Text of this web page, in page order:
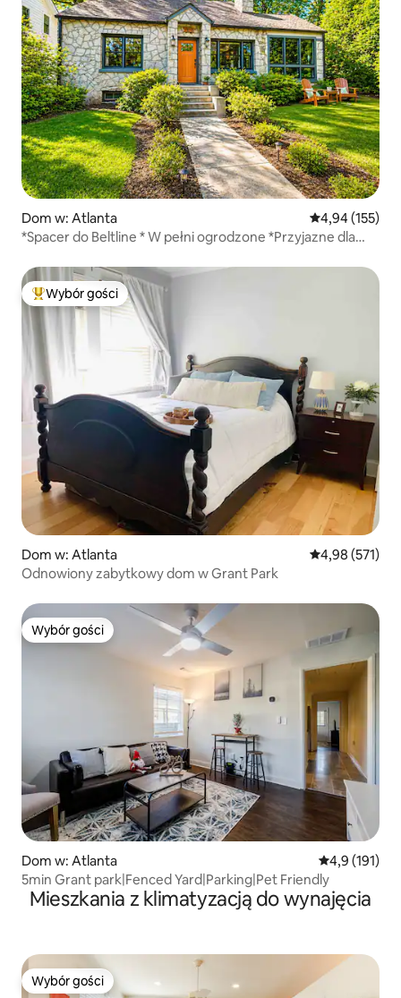
Dom w: Atlanta Średnia
4,94 (155)
*Spacer do Beltline * W pełni ogrodzone *Przyjazne dla
Najpopularniejsze z kategorii Wybór gości
Wybór gości
Dom w: Atlanta Średnia
4,98 (571)
Odnowiony zabytkowy dom w Grant Park
Wybór gości
Wybór gości
Dom w: Atlanta Średnia
4,9 (191)
5min Grant park|Fenced Yard|Parking|Pet Friendly
Mieszkania z klimatyzacją do wynajęcia
Wybór gości
Wybór gości